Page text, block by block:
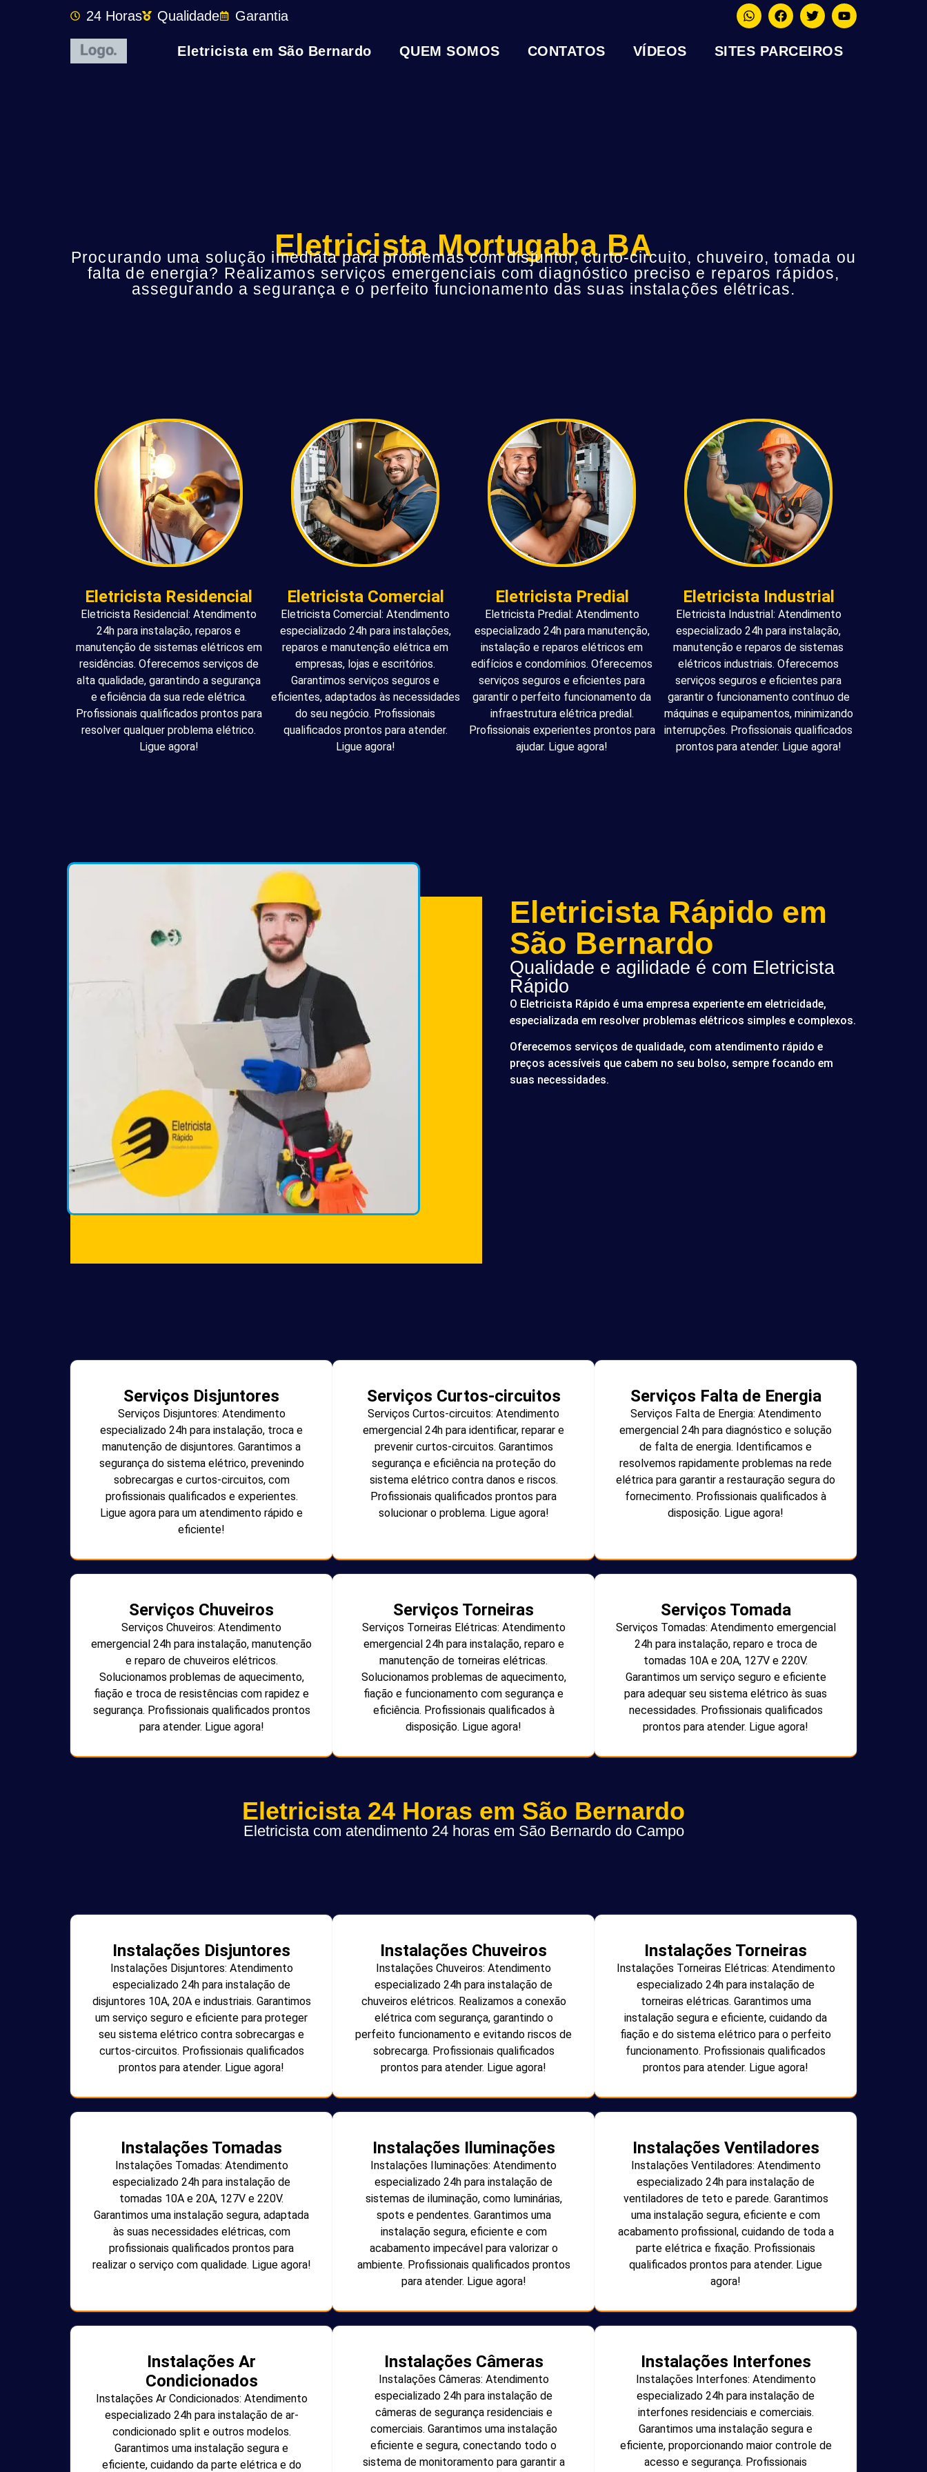
24 Horas Qualidade Garantia
Eletricista em São Bernardo QUEM SOMOS CONTATOS VÍDEOS SITES PARCEIROS
Eletricista Mortugaba BA
Procurando uma solução imediata para problemas com disjuntor, curto-circuito, chuveiro, tomada ou
falta de energia? Realizamos serviços emergenciais com diagnóstico preciso e reparos rápidos,
assegurando a segurança e o perfeito funcionamento das suas instalações elétricas.
Eletricista Residencial
Eletricista Residencial: Atendimento
24h para instalação, reparos e
manutenção de sistemas elétricos em
residências. Oferecemos serviços de
alta qualidade, garantindo a segurança
e eficiência da sua rede elétrica.
Profissionais qualificados prontos para
resolver qualquer problema elétrico.
Ligue agora!
Eletricista Comercial
Eletricista Comercial: Atendimento
especializado 24h para instalações,
reparos e manutenção elétrica em
empresas, lojas e escritórios.
Garantimos serviços seguros e
eficientes, adaptados às necessidades
do seu negócio. Profissionais
qualificados prontos para atender.
Ligue agora!
Eletricista Predial
Eletricista Predial: Atendimento
especializado 24h para manutenção,
instalação e reparos elétricos em
edifícios e condomínios. Oferecemos
serviços seguros e eficientes para
garantir o perfeito funcionamento da
infraestrutura elétrica predial.
Profissionais experientes prontos para
ajudar. Ligue agora!
Eletricista Industrial
Eletricista Industrial: Atendimento
especializado 24h para instalação,
manutenção e reparos de sistemas
elétricos industriais. Oferecemos
serviços seguros e eficientes para
garantir o funcionamento contínuo de
máquinas e equipamentos, minimizando
interrupções. Profissionais qualificados
prontos para atender. Ligue agora!
Eletricista Rápido em
São Bernardo
Qualidade e agilidade é com Eletricista
Rápido
O Eletricista Rápido é uma empresa experiente em eletricidade,
especializada em resolver problemas elétricos simples e complexos.
Oferecemos serviços de qualidade, com atendimento rápido e
preços acessíveis que cabem no seu bolso, sempre focando em
suas necessidades.
Serviços Disjuntores
Serviços Disjuntores: Atendimento
especializado 24h para instalação, troca e
manutenção de disjuntores. Garantimos a
segurança do sistema elétrico, prevenindo
sobrecargas e curtos-circuitos, com
profissionais qualificados e experientes.
Ligue agora para um atendimento rápido e
eficiente!
Serviços Curtos-circuitos
Serviços Curtos-circuitos: Atendimento
emergencial 24h para identificar, reparar e
prevenir curtos-circuitos. Garantimos
segurança e eficiência na proteção do
sistema elétrico contra danos e riscos.
Profissionais qualificados prontos para
solucionar o problema. Ligue agora!
Serviços Falta de Energia
Serviços Falta de Energia: Atendimento
emergencial 24h para diagnóstico e solução
de falta de energia. Identificamos e
resolvemos rapidamente problemas na rede
elétrica para garantir a restauração segura do
fornecimento. Profissionais qualificados à
disposição. Ligue agora!
Serviços Chuveiros
Serviços Chuveiros: Atendimento
emergencial 24h para instalação, manutenção
e reparo de chuveiros elétricos.
Solucionamos problemas de aquecimento,
fiação e troca de resistências com rapidez e
segurança. Profissionais qualificados prontos
para atender. Ligue agora!
Serviços Torneiras
Serviços Torneiras Elétricas: Atendimento
emergencial 24h para instalação, reparo e
manutenção de torneiras elétricas.
Solucionamos problemas de aquecimento,
fiação e funcionamento com segurança e
eficiência. Profissionais qualificados à
disposição. Ligue agora!
Serviços Tomada
Serviços Tomadas: Atendimento emergencial
24h para instalação, reparo e troca de
tomadas 10A e 20A, 127V e 220V.
Garantimos um serviço seguro e eficiente
para adequar seu sistema elétrico às suas
necessidades. Profissionais qualificados
prontos para atender. Ligue agora!
Eletricista 24 Horas em São Bernardo
Eletricista com atendimento 24 horas em São Bernardo do Campo
Instalações Disjuntores
Instalações Disjuntores: Atendimento
especializado 24h para instalação de
disjuntores 10A, 20A e industriais. Garantimos
um serviço seguro e eficiente para proteger
seu sistema elétrico contra sobrecargas e
curtos-circuitos. Profissionais qualificados
prontos para atender. Ligue agora!
Instalações Chuveiros
Instalações Chuveiros: Atendimento
especializado 24h para instalação de
chuveiros elétricos. Realizamos a conexão
elétrica com segurança, garantindo o
perfeito funcionamento e evitando riscos de
sobrecarga. Profissionais qualificados
prontos para atender. Ligue agora!
Instalações Torneiras
Instalações Torneiras Elétricas: Atendimento
especializado 24h para instalação de
torneiras elétricas. Garantimos uma
instalação segura e eficiente, cuidando da
fiação e do sistema elétrico para o perfeito
funcionamento. Profissionais qualificados
prontos para atender. Ligue agora!
Instalações Tomadas
Instalações Tomadas: Atendimento
especializado 24h para instalação de
tomadas 10A e 20A, 127V e 220V.
Garantimos uma instalação segura, adaptada
às suas necessidades elétricas, com
profissionais qualificados prontos para
realizar o serviço com qualidade. Ligue agora!
Instalações Iluminações
Instalações Iluminações: Atendimento
especializado 24h para instalação de
sistemas de iluminação, como luminárias,
spots e pendentes. Garantimos uma
instalação segura, eficiente e com
acabamento impecável para valorizar o
ambiente. Profissionais qualificados prontos
para atender. Ligue agora!
Instalações Ventiladores
Instalações Ventiladores: Atendimento
especializado 24h para instalação de
ventiladores de teto e parede. Garantimos
uma instalação segura, eficiente e com
acabamento profissional, cuidando de toda a
parte elétrica e fixação. Profissionais
qualificados prontos para atender. Ligue
agora!
Instalações Ar
Condicionados
Instalações Ar Condicionados: Atendimento
especializado 24h para instalação de ar-
condicionado split e outros modelos.
Garantimos uma instalação segura e
eficiente, cuidando da parte elétrica e do
Instalações Câmeras
Instalações Câmeras: Atendimento
especializado 24h para instalação de
câmeras de segurança residenciais e
comerciais. Garantimos uma instalação
eficiente e segura, conectando todo o
sistema de monitoramento para garantir a
Instalações Interfones
Instalações Interfones: Atendimento
especializado 24h para instalação de
interfones residenciais e comerciais.
Garantimos uma instalação segura e
eficiente, proporcionando maior controle de
acesso e segurança. Profissionais